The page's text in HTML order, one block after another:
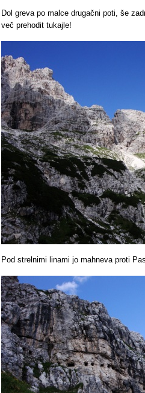
Dol greva po malce drugačni poti, še
več prehodit tukajle!
Pod strelnimi linami jo mahneva proti